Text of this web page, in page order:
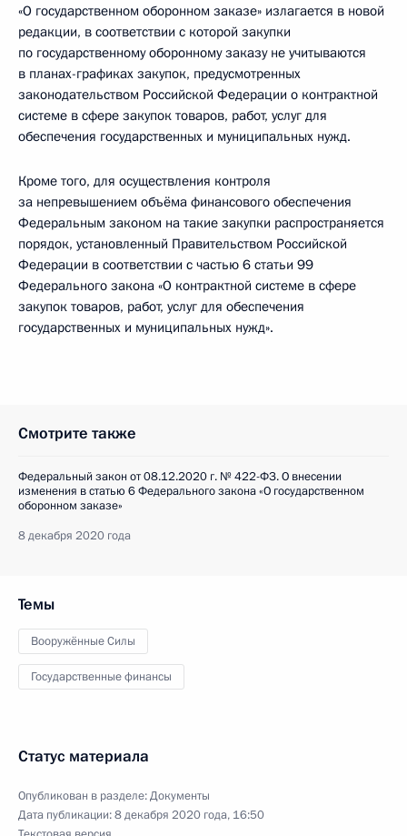
«О государственном оборонном заказе» излагается в новой
редакции, в соответствии с которой закупки
по государственному оборонному заказу не учитываются
в планах-графиках закупок, предусмотренных
законодательством Российской Федерации о контрактной
системе в сфере закупок товаров, работ, услуг для
обеспечения государственных и муниципальных нужд.
Кроме того, для осуществления контроля
за непревышением объёма финансового обеспечения
Федеральным законом на такие закупки распространяется
порядок, установленный Правительством Российской
Федерации в соответствии с частью 6 статьи 99
Федерального закона «О контрактной системе в сфере
закупок товаров, работ, услуг для обеспечения
государственных и муниципальных нужд».
Смотрите также
Федеральный закон от 08.12.2020 г. № 422-ФЗ. О внесении
изменения в статью 6 Федерального закона «О государственном
оборонном заказе»
8 декабря 2020 года
Темы
Вооружённые Силы
Государственные финансы
Статус материала
Опубликован в разделе:Документы
Дата публикации:8 декабря 2020 года, 16:50